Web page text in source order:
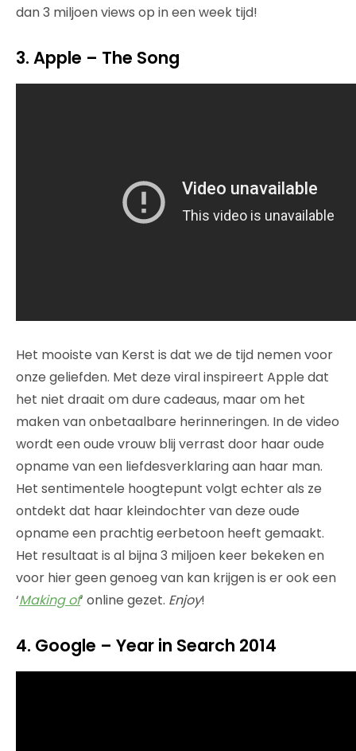
dan 3 miljoen views op in een week tijd!
3. Apple – The Song
Het mooiste van Kerst is dat we de tijd nemen voor
onze geliefden. Met deze viral inspireert Apple dat
het niet draait om dure cadeaus, maar om het
maken van onbetaalbare herinneringen. In de video
wordt een oude vrouw blij verrast door haar oude
opname van een liefdesverklaring aan haar man.
Het sentimentele hoogtepunt volgt echter als ze
ontdekt dat haar kleindochter van deze oude
opname een prachtig eerbetoon heeft gemaakt.
Het resultaat is al bijna 3 miljoen keer bekeken en
voor hier geen genoeg van kan krijgen is er ook een
‘Making of‘ online gezet. Enjoy!
4. Google – Year in Search 2014